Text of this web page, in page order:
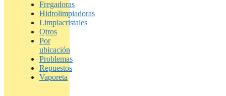
Fregadoras
Hidrolimpiadoras
Limpiacristales
Otros
Por
ubicación
Problemas
Repuestos
Vaporeta